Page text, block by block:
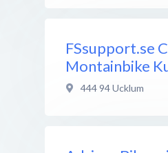
FSsupport.se
Montainbike
444 94Ucklum